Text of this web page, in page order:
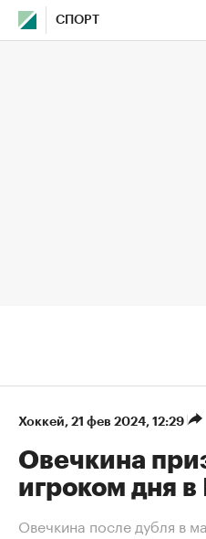
СПОРТ
Хоккей⁠, 21 фев 2024, 12:29
Овечкина
игроком дня
Овечкина после дубля в